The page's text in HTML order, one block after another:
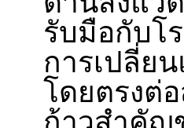
รับมือกับโ
การเปลี่ย
โดยตรงต่